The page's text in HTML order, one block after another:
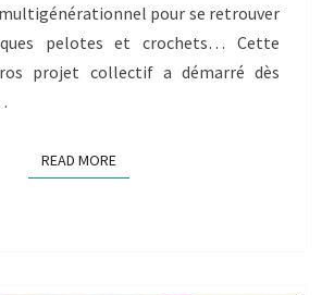
LE
FESTIVAL
“JEUNES
pour se retrouver
pelotes et crochets… Cette
projet collectif a démarré dès
READ MOREREAD MORE